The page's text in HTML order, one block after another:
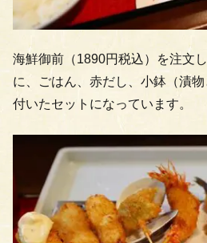
海鮮御前（1890円税込）を注文
に、ごはん、赤だし、小鉢（漬
付いたセットになっています。